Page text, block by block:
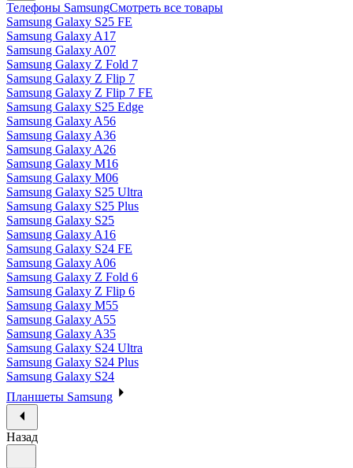
Телефоны SamsungСмотреть все товары
Samsung Galaxy S25 FE
Samsung Galaxy A17
Samsung Galaxy A07
Samsung Galaxy Z Fold 7
Samsung Galaxy Z Flip 7
Samsung Galaxy Z Flip 7 FE
Samsung Galaxy S25 Edge
Samsung Galaxy A56
Samsung Galaxy A36
Samsung Galaxy A26
Samsung Galaxy M16
Samsung Galaxy M06
Samsung Galaxy S25 Ultra
Samsung Galaxy S25 Plus
Samsung Galaxy S25
Samsung Galaxy A16
Samsung Galaxy S24 FE
Samsung Galaxy A06
Samsung Galaxy Z Fold 6
Samsung Galaxy Z Flip 6
Samsung Galaxy M55
Samsung Galaxy A55
Samsung Galaxy A35
Samsung Galaxy S24 Ultra
Samsung Galaxy S24 Plus
Samsung Galaxy S24
Планшеты Samsung
Назад